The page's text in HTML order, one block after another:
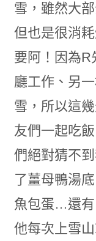
雪，雖然大
但也是很消
要阿！因為R
廳工作、另
雪，所以這
友們一起吃
們絕對猜不
了薑母鴨湯
魚包蛋…還
他每次上雪